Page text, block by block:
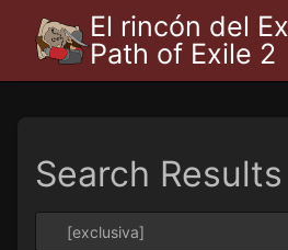
El rincón del
Path of Exile 2
Search Results